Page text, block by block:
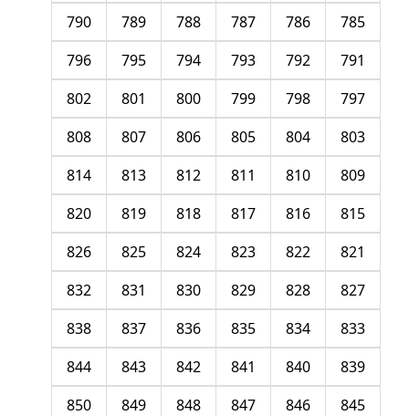
785
786
787
788
789
790
791
792
793
794
795
796
797
798
799
800
801
802
803
804
805
806
807
808
809
810
811
812
813
814
815
816
817
818
819
820
821
822
823
824
825
826
827
828
829
830
831
832
833
834
835
836
837
838
839
840
841
842
843
844
845
846
847
848
849
850